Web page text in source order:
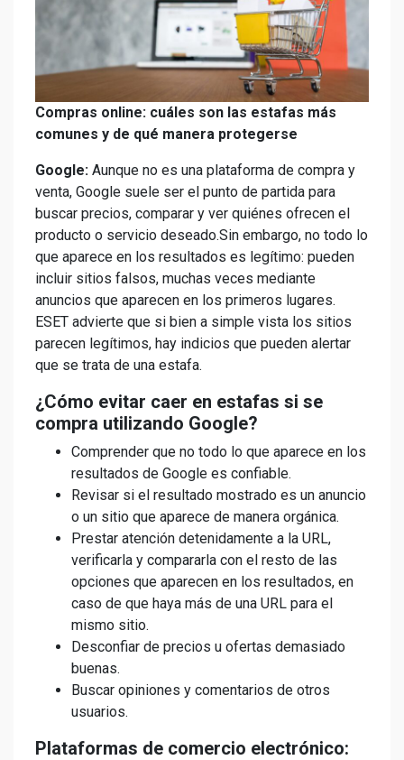
Compras online: cuáles son las estafas más
comunes y de qué manera protegerse
Google: Aunque no es una plataforma de compra y
venta, Google suele ser el punto de partida para
buscar precios, comparar y ver quiénes ofrecen el
producto o servicio deseado.Sin embargo, no todo lo
que aparece en los resultados es legítimo: pueden
incluir sitios falsos, muchas veces mediante
anuncios que aparecen en los primeros lugares.
ESET advierte que si bien a simple vista los sitios
parecen legítimos, hay indicios que pueden alertar
que se trata de una estafa.
¿Cómo evitar caer en estafas si se
compra utilizando Google?
Comprender que no todo lo que aparece en los
resultados de Google es confiable.
Revisar si el resultado mostrado es un anuncio
o un sitio que aparece de manera orgánica.
Prestar atención detenidamente a la URL,
verificarla y compararla con el resto de las
opciones que aparecen en los resultados, en
caso de que haya más de una URL para el
mismo sitio.
Desconfiar de precios u ofertas demasiado
buenas.
Buscar opiniones y comentarios de otros
usuarios.
Plataformas de comercio electrónico: